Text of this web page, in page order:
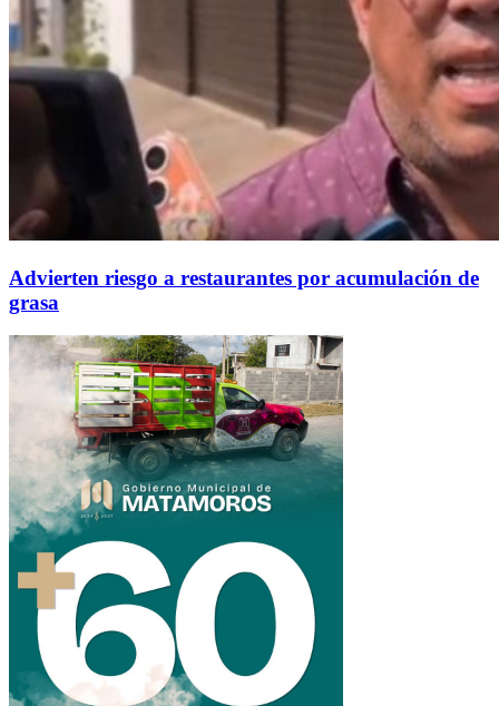
Advierten riesgo a restaurantes por acumulación de
grasa